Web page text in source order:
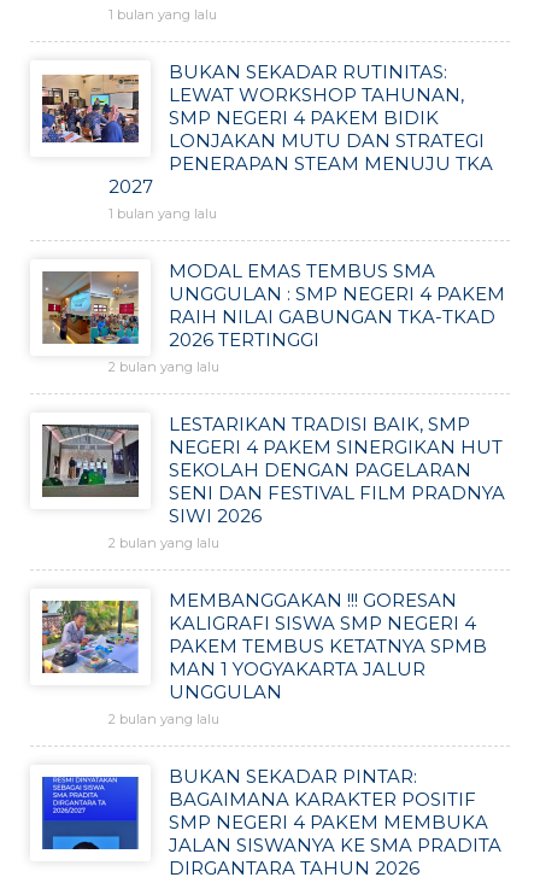
1 bulan yang lalu
BUKAN SEKADAR RUTINITAS:
LEWAT WORKSHOP TAHUNAN,
SMP NEGERI 4 PAKEM BIDIK
LONJAKAN MUTU DAN STRATEGI
PENERAPAN STEAM MENUJU TKA
2027
1 bulan yang lalu
MODAL EMAS TEMBUS SMA
UNGGULAN : SMP NEGERI 4 PAKEM
RAIH NILAI GABUNGAN TKA-TKAD
2026 TERTINGGI
2 bulan yang lalu
LESTARIKAN TRADISI BAIK, SMP
NEGERI 4 PAKEM SINERGIKAN HUT
SEKOLAH DENGAN PAGELARAN
SENI DAN FESTIVAL FILM PRADNYA
SIWI 2026
2 bulan yang lalu
MEMBANGGAKAN !!! GORESAN
KALIGRAFI SISWA SMP NEGERI 4
PAKEM TEMBUS KETATNYA SPMB
MAN 1 YOGYAKARTA JALUR
UNGGULAN
2 bulan yang lalu
BUKAN SEKADAR PINTAR:
BAGAIMANA KARAKTER POSITIF
SMP NEGERI 4 PAKEM MEMBUKA
JALAN SISWANYA KE SMA PRADITA
DIRGANTARA TAHUN 2026